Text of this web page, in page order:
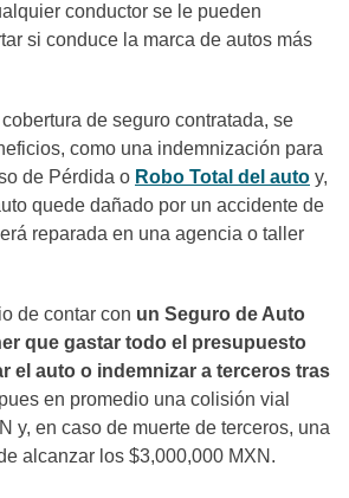
conductor se le pueden
si conduce la marca de autos más
de seguro contratada, se
como una indemnización para
de Pérdida o Robo Total del auto y,
quede dañado por un accidente de
reparada en una agencia o taller
de contar con un Seguro de Auto
que gastar todo el presupuesto
el auto o indemnizar a terceros tras
en promedio una colisión vial
y, en caso de muerte de terceros, una
alcanzar los $3,000,000 MXN.